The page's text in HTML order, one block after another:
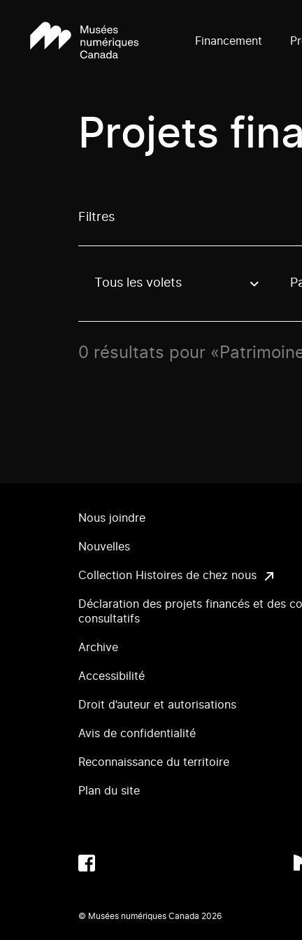
Financement
Projets
Filtres
Use these options to filter projects by
Tous les volets
0 résultats pour
Nous joindre
Nouvelles
Collection Histoires de chez nous
Déclaration des projets financés et des
consultatifs
Archive
Accessibilité
Droit d’auteur et autorisations
Avis de confidentialité
Reconnaissance du territoire
Plan du site
© Musées numériques Canada 2026